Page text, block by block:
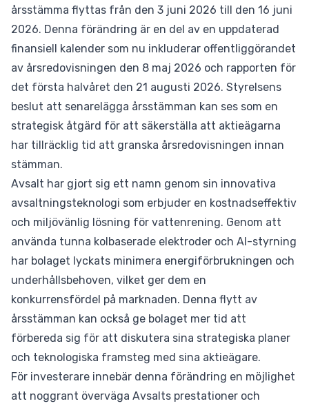
årsstämma flyttas från den 3 juni 2026 till den 16 juni
2026. Denna förändring är en del av en uppdaterad
finansiell kalender som nu inkluderar offentliggörandet
av årsredovisningen den 8 maj 2026 och rapporten för
det första halvåret den 21 augusti 2026. Styrelsens
beslut att senarelägga årsstämman kan ses som en
strategisk åtgärd för att säkerställa att aktieägarna
har tillräcklig tid att granska årsredovisningen innan
stämman.
Avsalt har gjort sig ett namn genom sin innovativa
avsaltningsteknologi som erbjuder en kostnadseffektiv
och miljövänlig lösning för vattenrening. Genom att
använda tunna kolbaserade elektroder och AI-styrning
har bolaget lyckats minimera energiförbrukningen och
underhållsbehoven, vilket ger dem en
konkurrensfördel på marknaden. Denna flytt av
årsstämman kan också ge bolaget mer tid att
förbereda sig för att diskutera sina strategiska planer
och teknologiska framsteg med sina aktieägare.
För investerare innebär denna förändring en möjlighet
att noggrant överväga Avsalts prestationer och